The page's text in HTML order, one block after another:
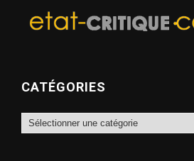
CATÉGORIES
Catégories